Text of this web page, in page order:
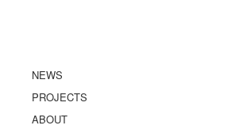
NEWS
PROJECTS
ABOUT